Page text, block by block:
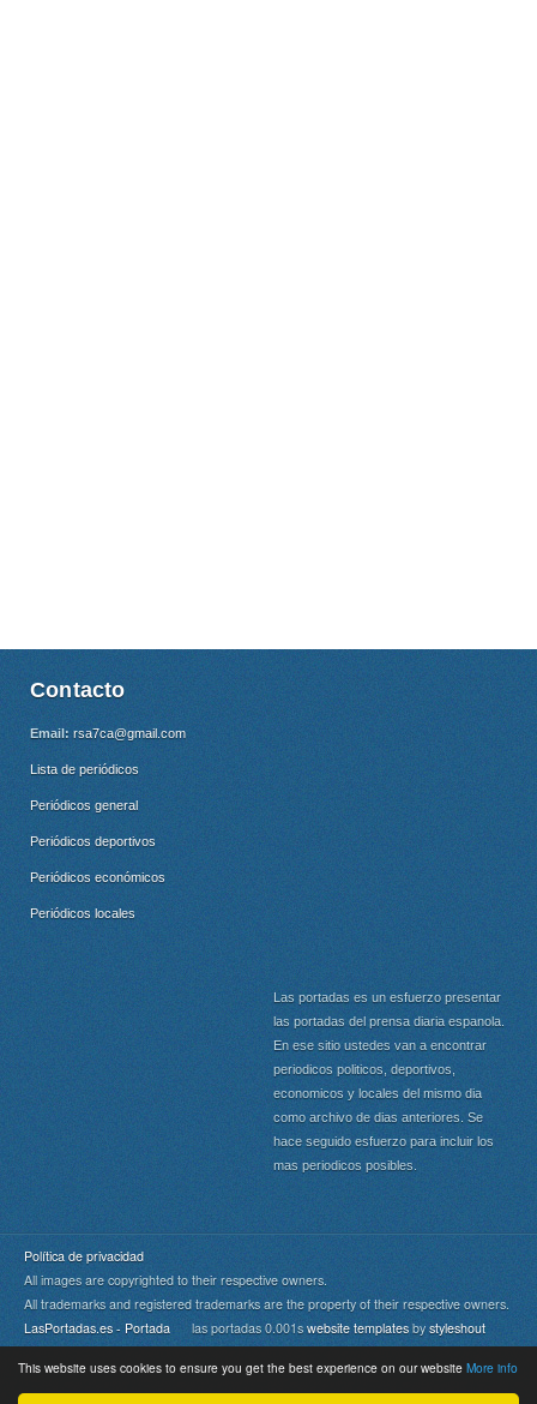
This website uses cookies to ensure you get the best experience on our website More info
Contacto
Email: rsa7ca@gmail.com
Lista de periódicos
Periódicos general
Periódicos deportivos
Periódicos económicos
Periódicos locales
Las portadas es un esfuerzo presentar
las portadas del prensa diaria espanola.
En ese sitio ustedes van a encontrar
periodicos politicos, deportivos,
economicos y locales del mismo dia
como archivo de dias anteriores. Se
hace seguido esfuerzo para incluir los
mas periodicos posibles.
Política de privacidad
All images are copyrighted to their respective owners.
All trademarks and registered trademarks are the property of their respective owners.
LasPortadas.es - Portada las portadas 0.001s website templates by styleshout